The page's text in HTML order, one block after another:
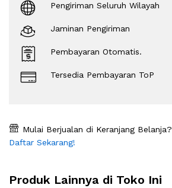
Pengiriman Seluruh Wilayah
Jaminan Pengiriman
Pembayaran Otomatis.
Tersedia Pembayaran ToP
Mulai Berjualan di Keranjang Belanja?
Daftar Sekarang!
Produk Lainnya di Toko Ini